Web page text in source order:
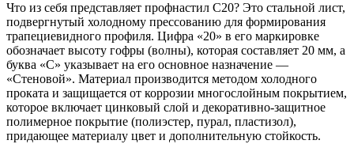
Что из себя представляет профнастил С20? Это стальной лист,
подвергнутый холодному прессованию для формирования
трапециевидного профиля. Цифра «20» в его маркировке
обозначает высоту гофры (волны), которая составляет 20 мм, а
буква «С» указывает на его основное назначение —
«Стеновой». Материал производится методом холодного
проката и защищается от коррозии многослойным покрытием,
которое включает цинковый слой и декоративно-защитное
полимерное покрытие (полиэстер, пурал, пластизол),
придающее материалу цвет и дополнительную стойкость.